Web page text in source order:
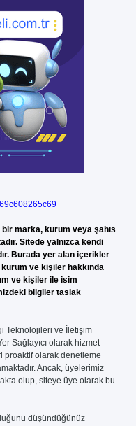
marka, kurum veya şahıs
Sitede yalnızca kendi
Burada yer alan içerikler
ve kişiler hakkında
ve kişiler ile isim
bilgiler taslak
Teknolojileri ve İletişim
Sağlayıcı olarak hizmet
proaktif olarak denetleme
Ancak, üyelerimiz
olup, siteye üye olarak bu
düşündüğünüz